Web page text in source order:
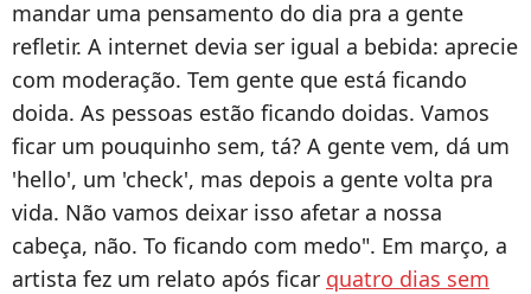
mandar uma pensamento do dia pra a gente
refletir. A internet devia ser igual a bebida: aprecie
com moderação. Tem gente que está ficando
doida. As pessoas estão ficando doidas. Vamos
ficar um pouquinho sem, tá? A gente vem, dá um
'hello', um 'check', mas depois a gente volta pra
vida. Não vamos deixar isso afetar a nossa
cabeça, não. To ficando com medo". Em março, a
artista fez um relato após ficar quatro dias sem